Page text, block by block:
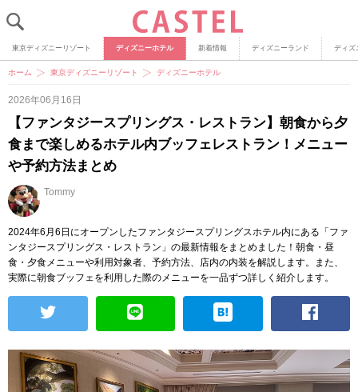
東京ディズニーリゾート ディズニーホテル 新着情報 ディズニーランド ディズ
ホーム 東京ディズニーリゾート ディズニーホテル
2026年06月16日
【ファンタジースプリングス・レストラン】朝食から夕
食まで楽しめるホテル内ブッフェレストラン！メニュー
や予約方法まとめ
Tommy
2024年6月6日にオープンしたファンタジースプリングスホテル内にある「ファ
ンタジースプリングス・レストラン」の最新情報をまとめました！朝食・昼
食・夕食メニューや利用対象者、予約方法、店内の内装を解説します。また、
実際に朝食ブッフェを利用した際のメニューを一品ずつ詳しく紹介します。